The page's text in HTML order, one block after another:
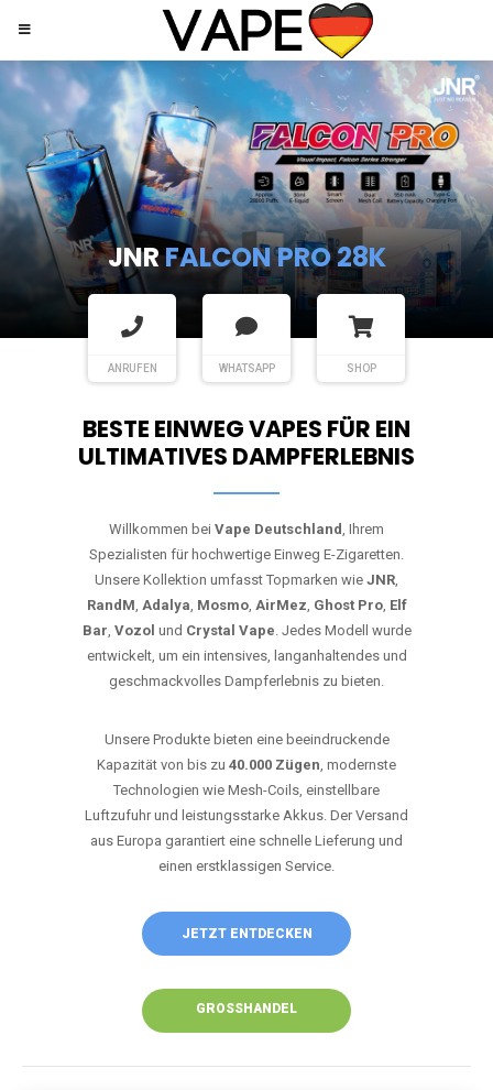
JNRSHISHA HOOKAH MAX
ANRUFEN WHATSAPP SHOP
BESTE EINWEG VAPES FÜR EIN
ULTIMATIVES DAMPFERLEBNIS
Willkommen bei Vape Deutschland, Ihrem
Spezialisten für hochwertige Einweg E-Zigaretten.
Unsere Kollektion umfasst Topmarken wie JNR,
RandM, Adalya, Mosmo, AirMez, Ghost Pro, Elf
Bar, Vozol und Crystal Vape. Jedes Modell wurde
entwickelt, um ein intensives, langanhaltendes und
geschmackvolles Dampferlebnis zu bieten.
Unsere Produkte bieten eine beeindruckende
Kapazität von bis zu 40.000 Zügen, modernste
Technologien wie Mesh-Coils, einstellbare
Luftzufuhr und leistungsstarke Akkus. Der Versand
aus Europa garantiert eine schnelle Lieferung und
einen erstklassigen Service.
JETZT ENTDECKEN
GROSSHANDEL